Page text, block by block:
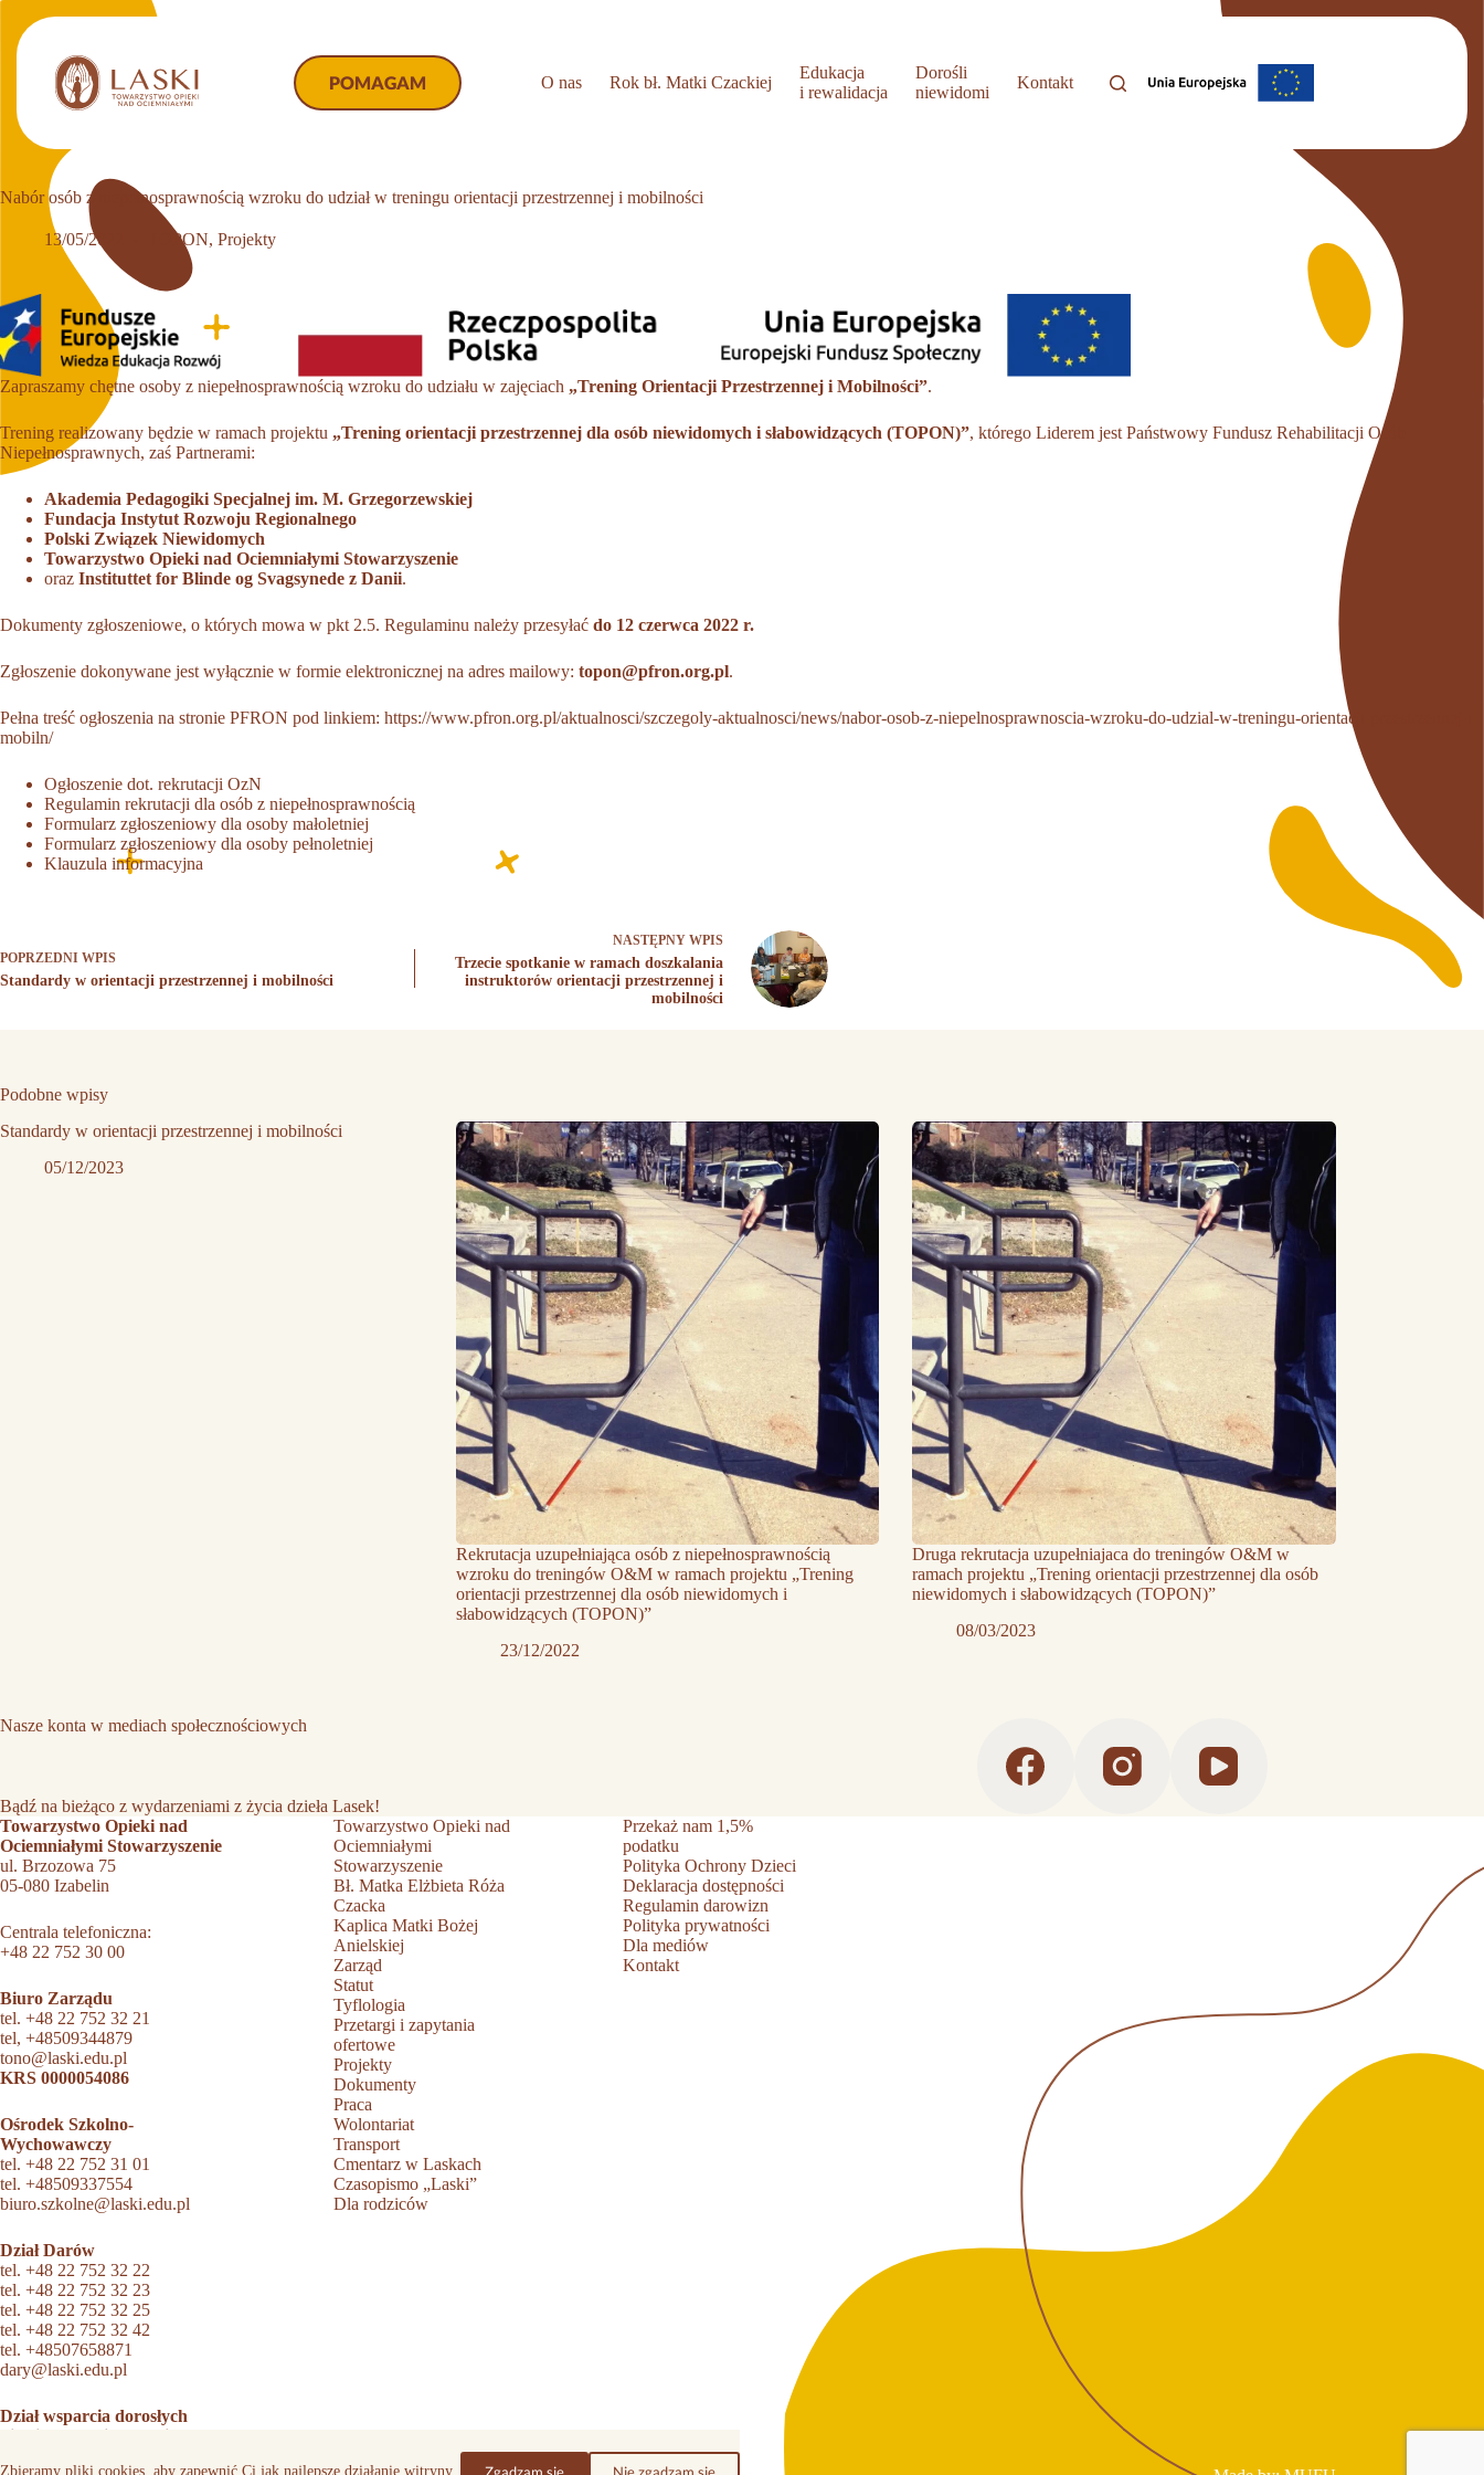
Przejdź
treści
Zbieramy pliki cookies, aby zapewnić Ci jak najlepsze działanie witryny. Zgadzam się Nie zgadzam się
POMAGAM O nas Rok bł. Matki Czackiej
Edukacja
i rewalidacja
Dorośli
niewidomi
Kontakt
Nabór osób z niepełnosprawnością wzroku do udział w treningu orientacji przestrzennej i mobilności
13/05/2022 TOPON, Projekty
Zapraszamy chętne osoby z niepełnosprawnością wzroku do udziału w zajęciach „Trening Orientacji Przestrzennej i Mobilności”.
Trening realizowany będzie w ramach projektu „Trening orientacji przestrzennej dla osób niewidomych i słabowidzących (TOPON)”, którego Liderem jest Państwowy Fundusz Rehabilitacji Osób
Niepełnosprawnych, zaś Partnerami:
Akademia Pedagogiki Specjalnej im. M. Grzegorzewskiej
Fundacja Instytut Rozwoju Regionalnego
Polski Związek Niewidomych
Towarzystwo Opieki nad Ociemniałymi Stowarzyszenie
oraz Instituttet for Blinde og Svagsynede z Danii.
Dokumenty zgłoszeniowe, o których mowa w pkt 2.5. Regulaminu należy przesyłać do 12 czerwca 2022 r.
Zgłoszenie dokonywane jest wyłącznie w formie elektronicznej na adres mailowy: topon@pfron.org.pl.
Pełna treść ogłoszenia na stronie PFRON pod linkiem: https://www.pfron.org.pl/aktualnosci/szczegoly-aktualnosci/news/nabor-osob-z-niepelnosprawnoscia-wzroku-do-udzial-w-treningu-orientacji-przestrzennej-i-
mobiln/
Ogłoszenie dot. rekrutacji OzN
Regulamin rekrutacji dla osób z niepełnosprawnością
Formularz zgłoszeniowy dla osoby małoletniej
Formularz zgłoszeniowy dla osoby pełnoletniej
Klauzula informacyjna
POPRZEDNI WPIS
Standardy w orientacji przestrzennej i mobilności
NASTĘPNY WPIS
Trzecie spotkanie w ramach doszkalania
instruktorów orientacji przestrzennej i
mobilności
Podobne wpisy
Standardy w orientacji przestrzennej i mobilności
05/12/2023
Rekrutacja uzupełniająca osób z niepełnosprawnością
wzroku do treningów O&M w ramach projektu „Trening
orientacji przestrzennej dla osób niewidomych i
słabowidzących (TOPON)”
23/12/2022
Druga rekrutacja uzupełniajaca do treningów O&M w
ramach projektu „Trening orientacji przestrzennej dla osób
niewidomych i słabowidzących (TOPON)”
08/03/2023
Nasze konta w mediach społecznościowych
Bądź na bieżąco z wydarzeniami z życia dzieła Lasek!
Towarzystwo Opieki nad
Ociemniałymi Stowarzyszenie
ul. Brzozowa 75
05-080 Izabelin
Centrala telefoniczna:
+48 22 752 30 00
Biuro Zarządu
tel. +48 22 752 32 21
tel, +48509344879
tono@laski.edu.pl
KRS 0000054086
Ośrodek Szkolno-
Wychowawczy
tel. +48 22 752 31 01
tel. +48509337554
biuro.szkolne@laski.edu.pl
Dział Darów
tel. +48 22 752 32 22
tel. +48 22 752 32 23
tel. +48 22 752 32 25
tel. +48 22 752 32 42
tel. +48507658871
dary@laski.edu.pl
Dział wsparcia dorosłych
niewidomych i słabowidzących
Towarzystwo Opieki nad
Ociemniałymi
Stowarzyszenie
Bł. Matka Elżbieta Róża
Czacka
Kaplica Matki Bożej
Anielskiej
Zarząd
Statut
Tyflologia
Przetargi i zapytania
ofertowe
Projekty
Dokumenty
Praca
Wolontariat
Transport
Cmentarz w Laskach
Czasopismo „Laski”
Dla rodziców
Przekaż nam 1,5%
podatku
Polityka Ochrony Dzieci
Deklaracja dostępności
Regulamin darowizn
Polityka prywatności
Dla mediów
Kontakt